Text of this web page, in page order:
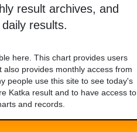
result archives, and
results.
here. This chart provides users
provides monthly access from
people use this site to see today's
Katka result and to have access to
and records.